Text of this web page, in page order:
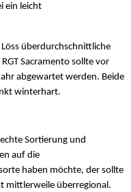
ein leicht
überdurchschnittliche
Sacramento sollte vor
abgewartet werden. Beide
winterhart.
Sortierung und
auf die
haben möchte, der sollte
mittlerweile überregional.